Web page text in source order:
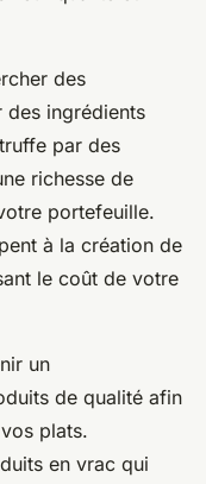
des
des ingrédients
par des
richesse de
portefeuille.
à la création de
le coût de votre
un
de qualité afin
plats.
en vrac qui